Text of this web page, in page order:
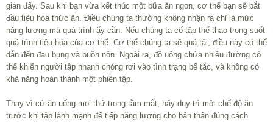
gian đấy. Sau khi bạn vừa kết thúc một bữa ăn ngon, cơ thể bạn sẽ bắt
đầu tiêu hóa thức ăn. Điều chúng ta thường không nhận ra chỉ là mức
năng lượng mà quá trình ấy cần. Nếu chúng ta cố tập thể thao trong suốt
quá trình tiêu hóa của cơ thể. Cơ thể chúng ta sẽ quá tải, điều này có thể
dẫn đến đau bụng và buồn nôn. Ngoài ra, đồ uống chứa nhiều đường có
thể khiến người tập nhanh chóng rơi vào tình trạng bế tắc, và không có
khả năng hoàn thành một phiên tập.
Thay vì cứ ăn uống mọi thứ trong tầm mắt, hãy duy trì một chế độ ăn
trước khi tập lành mạnh để tiếp năng lượng cho bản thân đúng cách